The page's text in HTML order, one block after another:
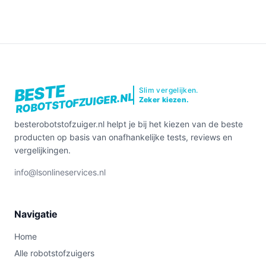
BESTE
ROBOTSTOFZUIGER.NL
Slim vergelijken.
Zeker kiezen.
besterobotstofzuiger.nl helpt je bij het kiezen van de beste
producten op basis van onafhankelijke tests, reviews en
vergelijkingen.
info@lsonlineservices.nl
Navigatie
Home
Alle robotstofzuigers